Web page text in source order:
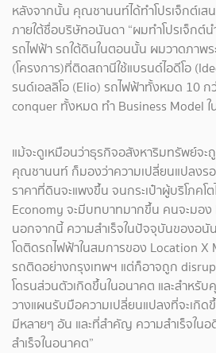
หลังจากนั้น คุณชานนท์ได้ทำโปรเจ็กต์เส
ภายใต้ชื่อบริษัทอนันดา “ผมทำโปรเจ็กต์น
รถไฟฟ้า รถใต้ดินในตอนนั้น ผมวาดภาพร
(โครงการ)ที่ติดสถานีใช้แบรนด์ไอดีโอ
รนด์เอลลิโอ (Elio) รถไฟฟ้าทั้งหมด 10 ก
conquer ทั้งหมด ทำ Business Model ใ
แม้จะดูเหมือนว่าธุรกิจอสังหาริมทรัพย์จ
คุณชานนท์ ก็มองว่าความเปลี่ยนแปลงร
ราคาที่ดินจะแพงขึ้น จนกระเป๋าผู้บริโภคโ
Economy จะมีบทบาทมากขึ้น คนจะมอง
นอกจากนี้ ความสำเร็จในปัจจุบันของอ
โดติดรถไฟฟ้าในสมการของ Location X
รถติดอย่างกรุงเทพฯ แต่ก็อาจถูก
โดรนส่วนตัวเกิดขึ้นในอนาคต และสำหรั
วางแผนรับมือความเปลี่ยนแปลงที่จะเกิด
มีหลายๆ อัน และที่สำคัญ ความสำเร็จใน
สำเร็จในอนาคต”